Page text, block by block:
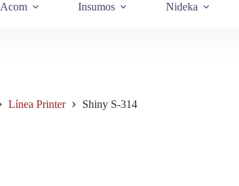
Acom Insumos Nideka
Línea Printer
Shiny S-314